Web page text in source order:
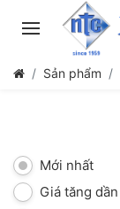
Sản phẩm
Mới nhất
Giá tăng dần